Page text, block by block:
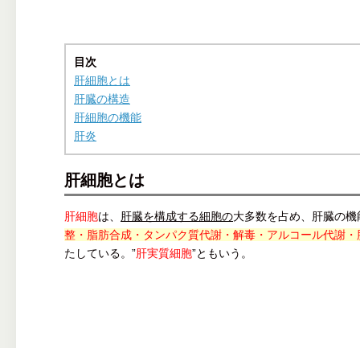
目次
肝細胞とは
肝臓の構造
肝細胞の機能
肝炎
肝細胞とは
肝細胞は、 肝臓を構成する細胞の大多数を占め、肝臓の
整・脂肪合成・タンパク質代謝・解毒・アルコール代謝・
たしている。”肝実質細胞”ともいう。